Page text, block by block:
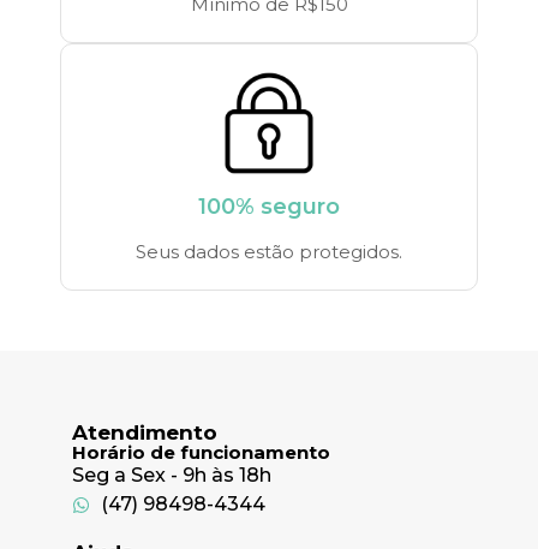
100% seguro
Seus dados estão protegidos.
Atendimento
Horário de funcionamento
Seg a Sex - 9h às 18h
(47) 98498-4344